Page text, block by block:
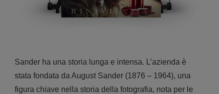
Sander ha una storia lunga e intensa. L’azienda è
stata fondata da August Sander (1876 – 1964), una
figura chiave nella storia della fotografia, nota per le